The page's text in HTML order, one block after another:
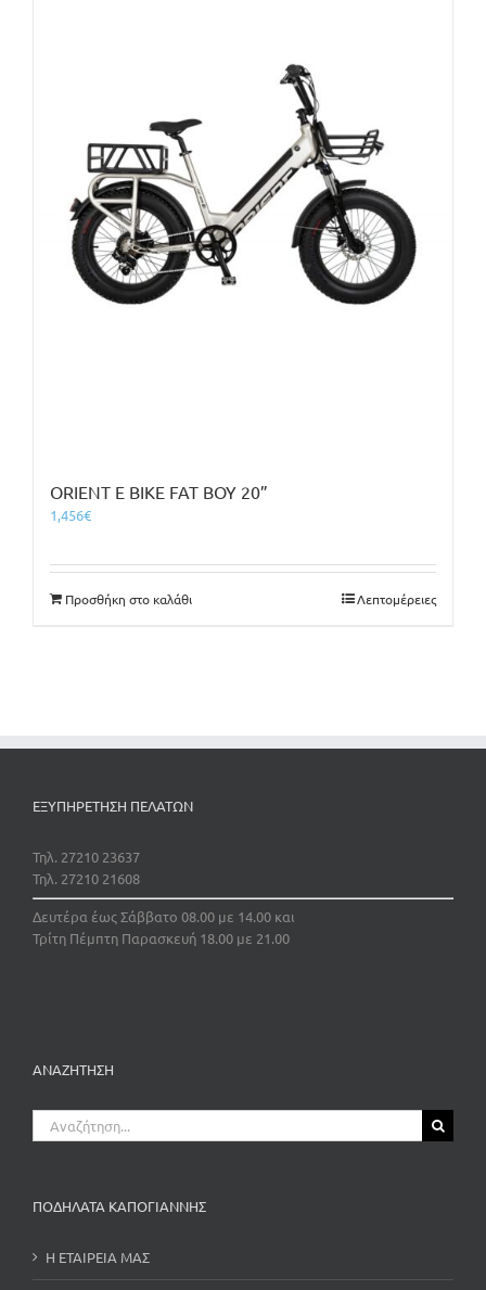
ORIENT E BIKE FAT BOY 20”
1,456€
Προσθήκη στο καλάθι Λεπτομέρειες
ΕΞΥΠΗΡΕΤΗΣΗ ΠΕΛΑΤΩΝ
Τηλ. 27210 23637
Τηλ. 27210 21608
Δευτέρα έως Σάββατο 08.00 με 14.00 και
Τρίτη Πέμπτη Παρασκευή 18.00 με 21.00
ΑΝΑΖΗΤΗΣΗ
Αναζήτηση
για:
ΠΟΔΗΛΑΤΑ ΚΑΠΟΓΙΑΝΝΗΣ
Η ΕΤΑΙΡΕΙΑ ΜΑΣ